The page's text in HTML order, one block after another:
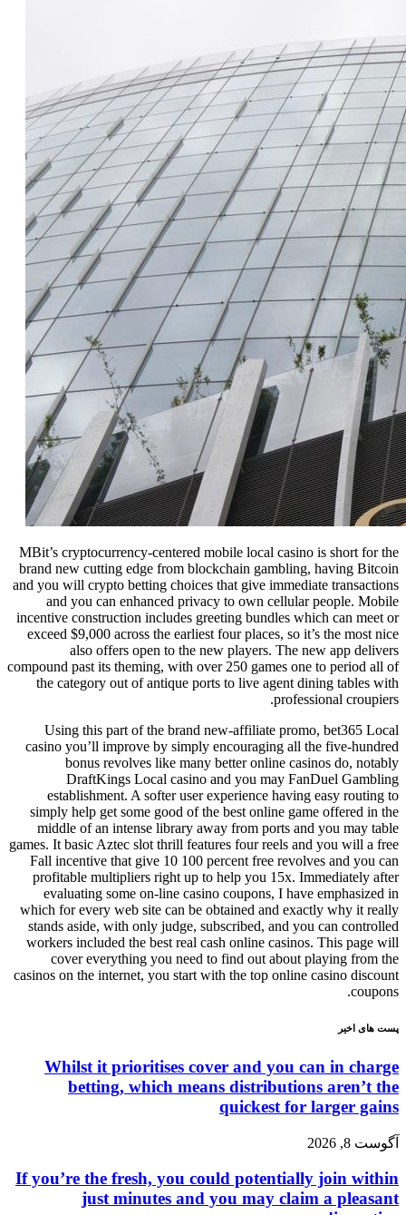
MBit’s cryptocurrency-centered mobile local casino is short for the
brand new cutting edge from blockchain gambling, having Bitcoin
and you will crypto betting choices that give immediate transactions
and you can enhanced privacy to own cellular people. Mobile
incentive construction includes greeting bundles which can meet or
exceed $9,000 across the earliest four places, so it’s the most nice
also offers open to the new players. The new app delivers
compound past its theming, with over 250 games one to period all of
the category out of antique ports to live agent dining tables with
professional croupiers.
Using this part of the brand new-affiliate promo, bet365 Local
casino you’ll improve by simply encouraging all the five-hundred
bonus revolves like many better online casinos do, notably
DraftKings Local casino and you may FanDuel Gambling
establishment. A softer user experience having easy routing to
simply help get some good of the best online game offered in the
middle of an intense library away from ports and you may table
games. It basic Aztec slot thrill features four reels and you will a free
Fall incentive that give 10 100 percent free revolves and you can
profitable multipliers right up to help you 15x. Immediately after
evaluating some on-line casino coupons, I have emphasized in
which for every web site can be obtained and exactly why it really
stands aside, with only judge, subscribed, and you can controlled
workers included the best real cash online casinos. This page will
cover everything you need to find out about playing from the
casinos on the internet, you start with the top online casino discount
coupons.
پست های اخیر
Whilst it prioritises cover and you can in charge
betting, which means distributions aren’t the
quickest for larger gains
آگوست 8, 2026
If you’re the fresh, you could potentially join within
just minutes and you may claim a pleasant